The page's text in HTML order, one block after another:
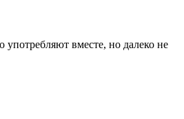
вместе, но далеко не